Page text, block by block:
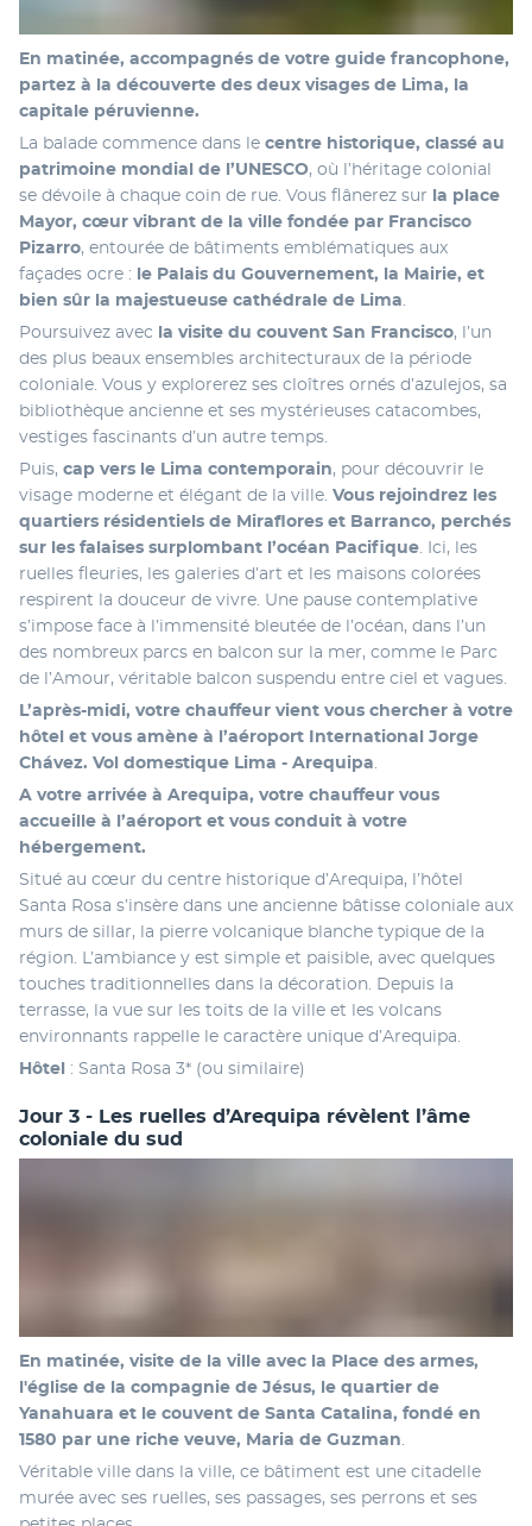
En matinée, accompagnés de votre guide francophone,
partez à la découverte des deux visages de Lima, la
capitale péruvienne.
La balade commence dans le centre historique, classé au
patrimoine mondial de l’UNESCO, où l’héritage colonial
se dévoile à chaque coin de rue. Vous flânerez sur
la place
Mayor, cœur vibrant de la ville fondée par Francisco
Pizarro, entourée de bâtiments emblématiques aux
façades ocre :
le Palais du Gouvernement, la Mairie, et
bien sûr la majestueuse cathédrale de Lima.
Poursuivez avec
la visite du couvent San Francisco, l’un
des plus beaux ensembles architecturaux de la période
coloniale. Vous y explorerez ses cloîtres ornés d’azulejos, sa
bibliothèque ancienne et ses mystérieuses catacombes,
vestiges fascinants d’un autre temps.
Puis, cap vers le Lima contemporain, pour découvrir le
visage moderne et élégant de la ville. Vous rejoindrez les
quartiers résidentiels de Miraflores et Barranco, perchés
sur les falaises surplombant l’océan Pacifique. Ici, les
ruelles fleuries, les galeries d’art et les maisons colorées
respirent la douceur de vivre. Une pause contemplative
s’impose face à l’immensité bleutée de l’océan, dans l’un
des nombreux parcs en balcon sur la mer, comme le Parc
de l’Amour, véritable balcon suspendu entre ciel et vagues.
L’après-midi, votre chauffeur vient vous chercher à votre
hôtel et vous amène à l’aéroport International Jorge
Chávez. Vol domestique Lima - Arequipa.
A votre arrivée à Arequipa, votre chauffeur vous
accueille à l’aéroport et vous conduit à votre
hébergement.
Situé au cœur du centre historique d’Arequipa, l’hôtel
Santa Rosa s’insère dans une ancienne bâtisse coloniale aux
murs de sillar, la pierre volcanique blanche typique de la
région. L’ambiance y est simple et paisible, avec quelques
touches traditionnelles dans la décoration. Depuis la
terrasse, la vue sur les toits de la ville et les volcans
environnants rappelle le caractère unique d’Arequipa.
Hôtel : Santa Rosa 3* (ou similaire)
Jour 3 - Les ruelles d’Arequipa révèlent l’âme
coloniale du sud
En matinée, visite de la ville avec la Place des armes,
l'église de la compagnie de Jésus, le quartier de
Yanahuara et le couvent de Santa Catalina, fondé en
1580 par une riche veuve, Maria de Guzman
Véritable ville dans la ville, ce bâtiment est une citadelle
murée avec ses ruelles, ses passages, ses perrons et ses